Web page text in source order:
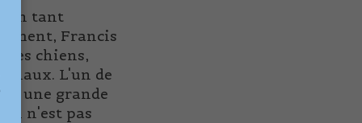
En tant
Francis
chiens,
L'un de
une grande
il n'est pas